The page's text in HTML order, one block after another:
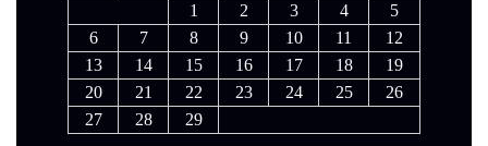
1
2 3 4
5
6
7 8 9 10 11
12
13
14 15 16 17 18
19
20
21 22 23 24 25
26
27
28 29